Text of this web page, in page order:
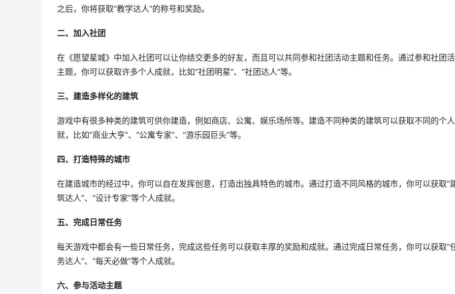
之后，你将获取“教学达人”的称号和奖励。
二、加入社团
在《愿望星城》中加入社团可以让你结交更多的好友，而且可以共同参和社团活动主题和任务。通过参和社团
主题，你可以获取许多个人成就，比如“社团明星”、“社团达人”等。
三、建造多样化的建筑
游戏中有很多种类的建筑可供你建造，例如商店、公寓、娱乐场所等。建造不同种类的建筑可以获取不同的个
就，比如“商业大亨”、“公寓专家”、“游乐园巨头”等。
四、打造特殊的城市
在建造城市的经过中，你可以自在发挥创意，打造出独具特色的城市。通过打造不同风格的城市，你可以获取“
筑达人”、“设计专家”等个人成就。
五、完成日常任务
每天游戏中都会有一些日常任务，完成这些任务可以获取丰厚的奖励和成就。通过完成日常任务，你可以获取“
务达人”、“每天必做”等个人成就。
六、参与活动主题